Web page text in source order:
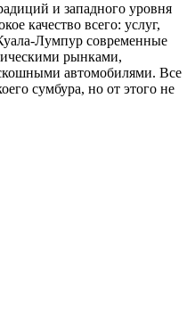
и западного уровня
качество всего: услуг,
Лумпур современные
рынками,
автомобилями. Все
сумбура, но от этого не